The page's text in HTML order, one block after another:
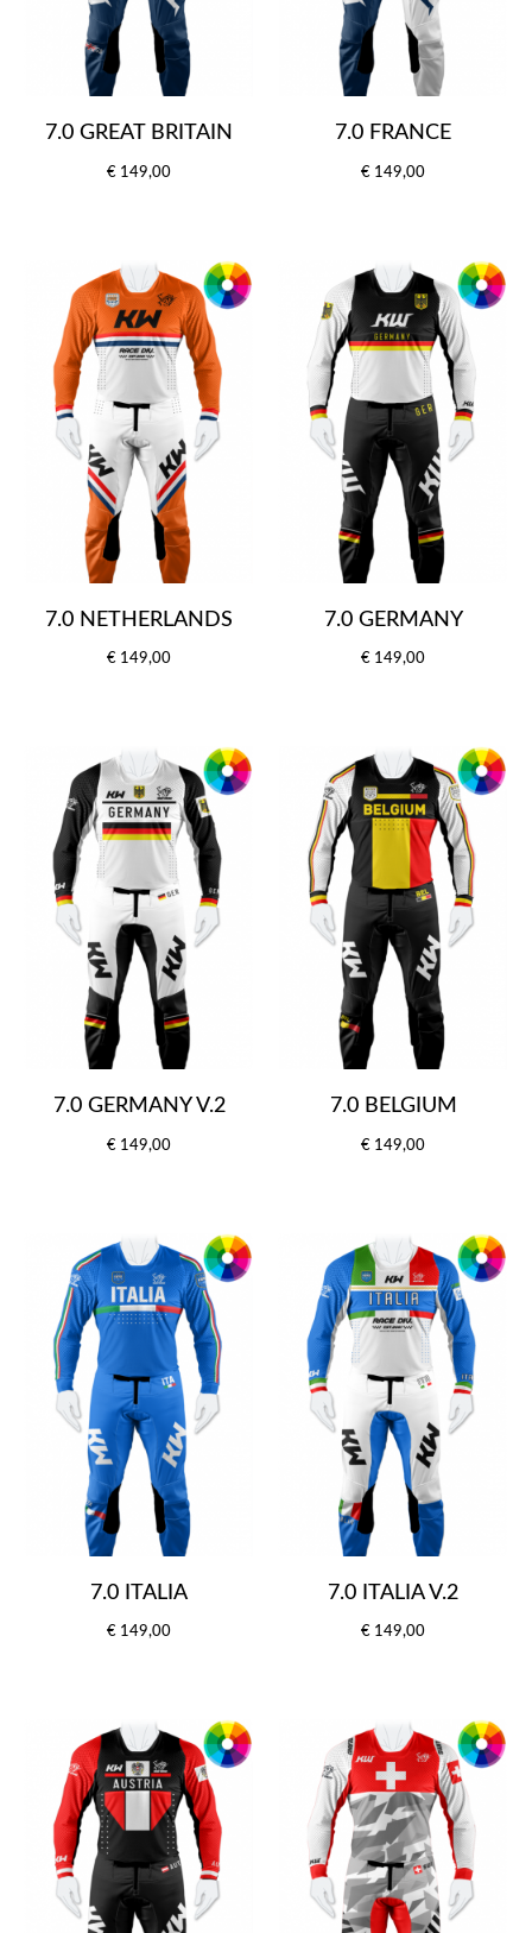
7.0 GREAT BRITAIN
€ 149,00
7.0 FRANCE
€ 149,00
7.0 NETHERLANDS
€ 149,00
7.0 GERMANY
€ 149,00
7.0 GERMANY V.2
€ 149,00
7.0 BELGIUM
€ 149,00
7.0 ITALIA
€ 149,00
7.0 ITALIA V.2
€ 149,00